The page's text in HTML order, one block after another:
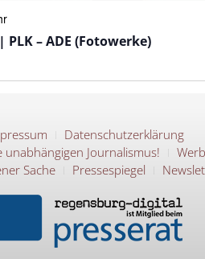
– ADE (Fotowerke)
Datenschutzerklärung
unabhängigen Journalismus!
Sache
Pressespiegel